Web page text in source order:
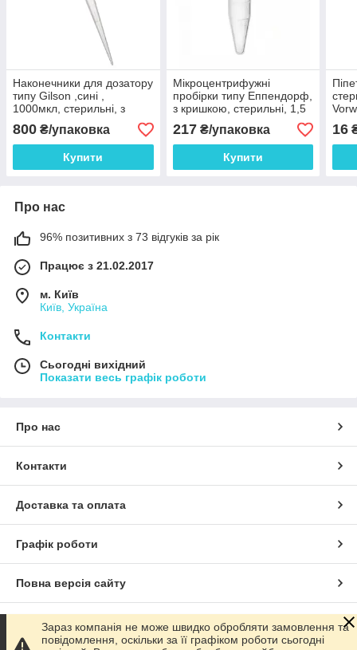
Наконечники для дозатору
типу Gilson ,сині ,
1000мкл, стерильні, з
фільтром, 500шт в
упаковці. Vorwarts
Diagnostic
800 ₴/упаковка
Купити
Мікроцентрифужні
пробірки типу Еппендорф,
з кришкою, стерильні, 1,5
мл, 500шт. Vorwarts
Diagnostic
217₴/упаковка
Купити
16
Про нас
96% позитивних з 73 відгуків за рік
Працює з 21.02.2017
м. Київ
Київ, Україна
Контакти
Сьогодні вихідний
Показати весь графік роботи
Про нас
Контакти
Доставка та оплата
Графік роботи
Повна версія сайту
Сайт створено на маркетплейсіProm.ua
Зараз компанія не може швидко обробляти замовлення та
повідомлення, оскільки за її графіком роботи сьогодні